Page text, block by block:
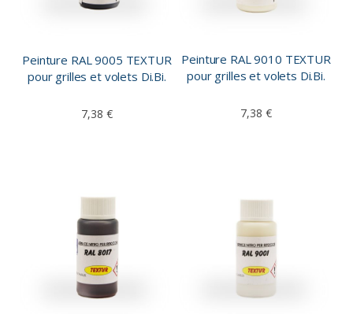
Peinture RAL 9005 TEXTUR
pour grilles et volets Di.Bi.
7,38 €
Peinture RAL 9010 TEXTUR
pour grilles et volets Di.Bi.
7,38 €